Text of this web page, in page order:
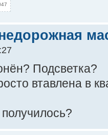
Подсветка?
втавлена в